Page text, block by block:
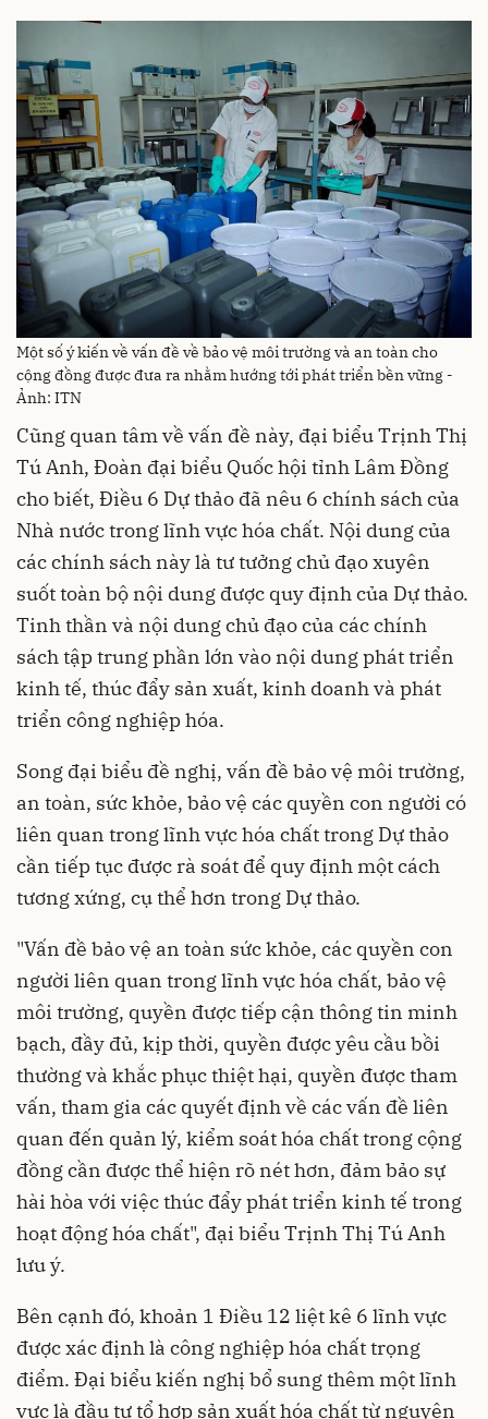
Một số ý kiến về vấn đề về bảo vệ môi trường và an toàn cho
cộng đồng được đưa ra nhằm hướng tới phát triển bền vững -
Ảnh: ITN
Cũng quan tâm về vấn đề này, đại biểu Trịnh Thị
Tú Anh, Đoàn đại biểu Quốc hội tỉnh Lâm Đồng
cho biết, Điều 6 Dự thảo đã nêu 6 chính sách của
Nhà nước trong lĩnh vực hóa chất. Nội dung của
các chính sách này là tư tưởng chủ đạo xuyên
suốt toàn bộ nội dung được quy định của Dự thảo.
Tinh thần và nội dung chủ đạo của các chính
sách tập trung phần lớn vào nội dung phát triển
kinh tế, thúc đẩy sản xuất, kinh doanh và phát
triển công nghiệp hóa.
Song đại biểu đề nghị, vấn đề bảo vệ môi trường,
an toàn, sức khỏe, bảo vệ các quyền con người có
liên quan trong lĩnh vực hóa chất trong Dự thảo
cần tiếp tục được rà soát để quy định một cách
tương xứng, cụ thể hơn trong Dự thảo.
"Vấn đề bảo vệ an toàn sức khỏe, các quyền con
người liên quan trong lĩnh vực hóa chất, bảo vệ
môi trường, quyền được tiếp cận thông tin minh
bạch, đầy đủ, kịp thời, quyền được yêu cầu bồi
thường và khắc phục thiệt hại, quyền được tham
vấn, tham gia các quyết định về các vấn đề liên
quan đến quản lý, kiểm soát hóa chất trong cộng
đồng cần được thể hiện rõ nét hơn, đảm bảo sự
hài hòa với việc thúc đẩy phát triển kinh tế trong
hoạt động hóa chất", đại biểu Trịnh Thị Tú Anh
lưu ý.
Bên cạnh đó, khoản 1 Điều 12 liệt kê 6 lĩnh vực
được xác định là công nghiệp hóa chất trọng
điểm. Đại biểu kiến nghị bổ sung thêm một lĩnh
vực là đầu tư tổ hợp sản xuất hóa chất từ nguyên